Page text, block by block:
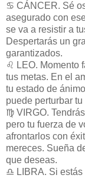
♋ CÁNCER. Sé
asegurado con
se va a resistir a
Despertarás un
garantizados.
♌ LEO. Momento
tus metas. En el
tu estado de
puede perturbar
♍ VIRGO.
pero tu fuerza de
afrontarlos con
mereces. Sueña
que deseas.
♎ LIBRA. Si